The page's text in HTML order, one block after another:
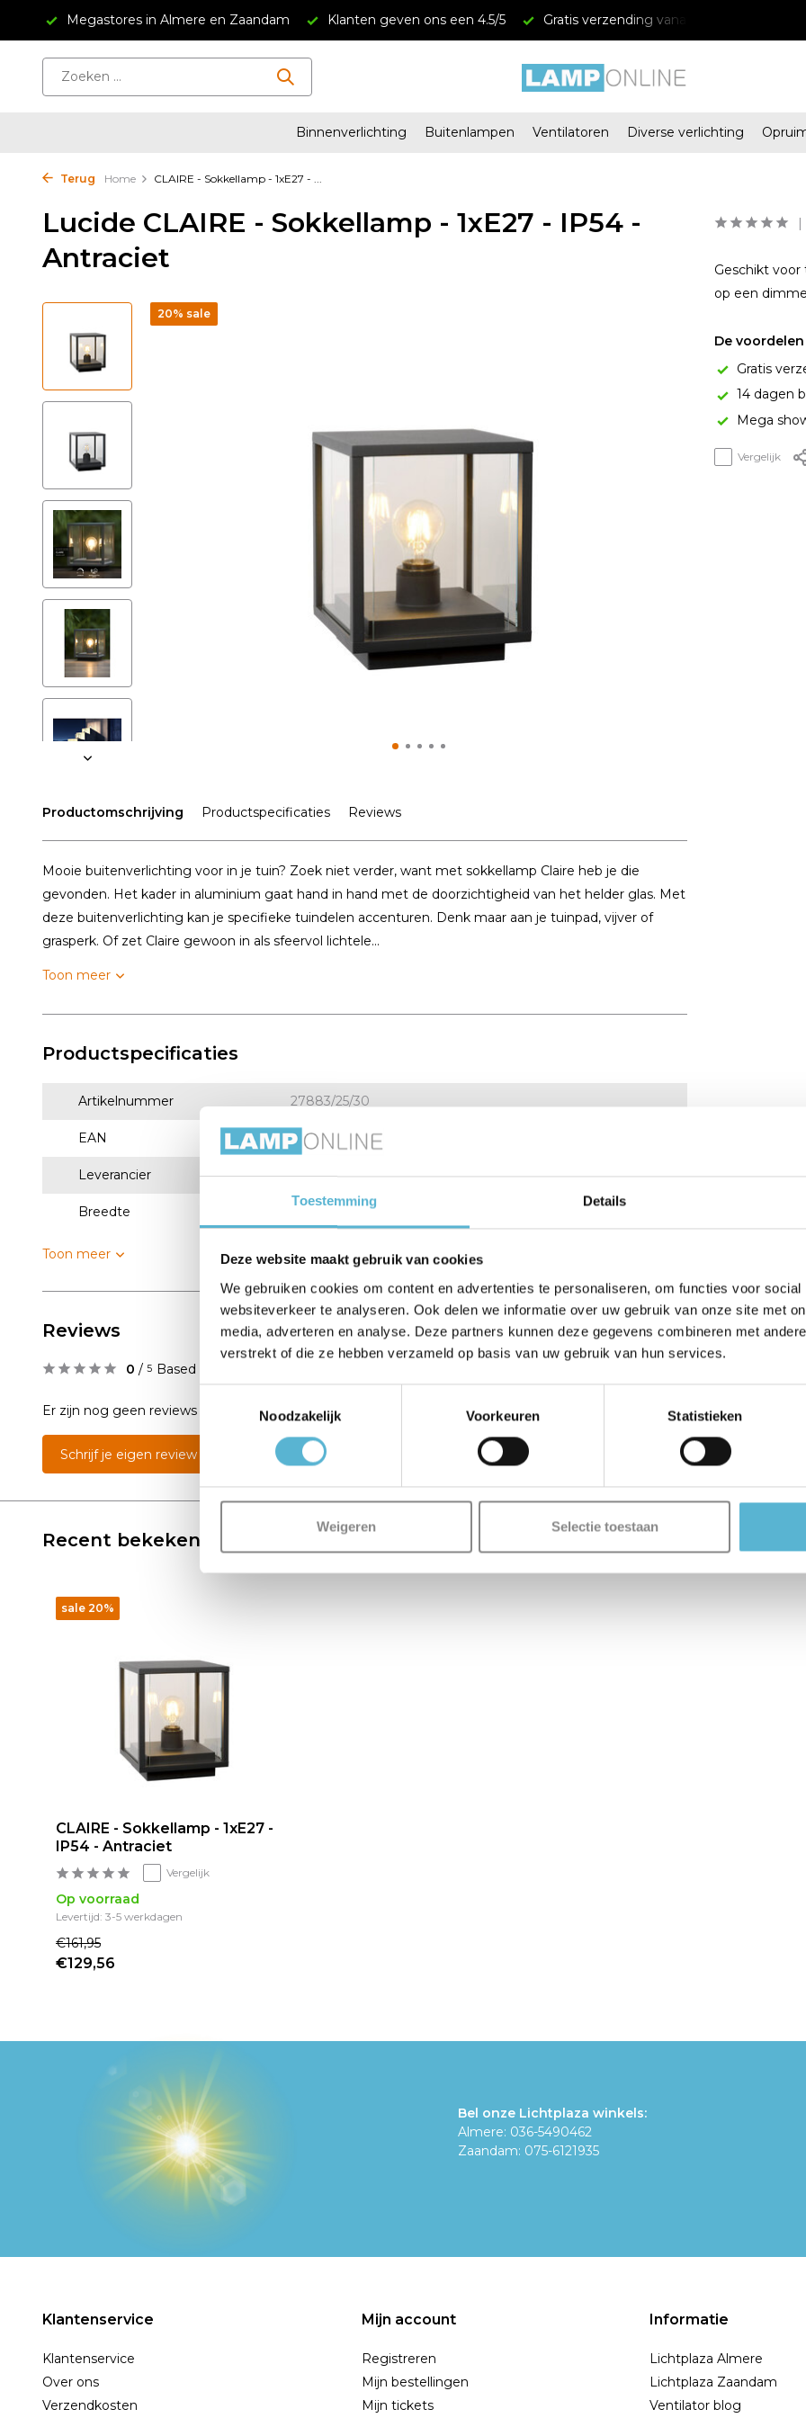
Toestemming Details
Deze website maakt gebruik van cookies
We gebruiken cookies om content en advertenties te personaliseren, om functies voor
websiteverkeer te analyseren. Ook delen we informatie over uw gebruik van onze site met
media, adverteren en analyse. Deze partners kunnen deze gegevens combineren met
verstrekt of die ze hebben verzameld op basis van uw gebruik van hun services.
Noodzakelijk
Voorkeuren Statistieken
Weigeren Selectie toestaan
Megastores in Almere en Zaandam Klanten geven ons een 4.5/5 Gratis verzending vanaf € 34,95
Binnenverlichting Buitenlampen Ventilatoren Diverse verlichting
Terug Home CLAIRE - Sokkellamp - 1xE27 - ...
Lucide CLAIRE - Sokkellamp - 1xE27 - IP54 -
Antraciet
20% sale
Productomschrijving Productspecificaties Reviews
Mooie buitenverlichting voor in je tuin? Zoek niet verder, want met sokkellamp Claire heb je die
gevonden. Het kader in aluminium gaat hand in hand met de doorzichtigheid van het helder glas. Met
deze buitenverlichting kan je specifieke tuindelen accenturen. Denk maar aan je tuinpad, vijver of
grasperk. Of zet Claire gewoon in als sfeervol lichtele...
Toon meer
Productspecificaties
Artikelnummer 27883/25/30
EAN 5411212271501
Leverancier Lucide
Breedte
Toon meer
Geschikt
op een
De
Gratis
14 dagen
Mega
Vergelijk
Reviews
0 / 5 Based on 0 reviews
Er zijn nog geen reviews geschreven over dit product..
Schrijf je eigen review
Recent bekeken
sale 20%
CLAIRE - Sokkellamp - 1xE27 -
IP54 - Antraciet
Vergelijk
Op voorraad
Levertijd: 3-5 werkdagen
€161,95
€129,56
Bel onze Lichtplaza winkels:
Almere: 036-5490462
Zaandam: 075-6121935
Klantenservice
Klantenservice
Over ons
Verzendkosten
Mijn account
Registreren
Mijn bestellingen
Mijn tickets
Informatie
Lichtplaza Almere
Lichtplaza Zaandam
Ventilator blog